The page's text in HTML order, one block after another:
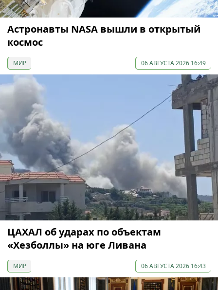
Астронавты NASA вышли в открытый
космос
МИР 06 АВГУСТА 2026 16:49
ЦАХАЛ об ударах по объектам
«Хезболлы» на юге Ливана
МИР 06 АВГУСТА 2026 16:43